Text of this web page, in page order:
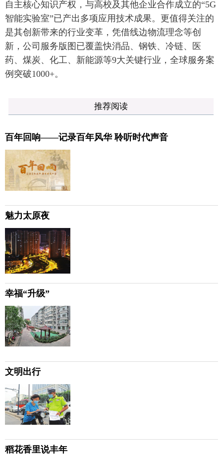
自主核心知识产权，与高校及其他企业合作成立的“5G
智能实验室”已产出多项应用技术成果。更值得关注的
是其创新带来的行业变革，凭借线边物流理念等创
新，公司服务版图已覆盖快消品、钢铁、冷链、医
药、煤炭、化工、新能源等9大关键行业，全球服务案
例突破1000+。
推荐阅读
百年回响——记录百年风华 聆听时代声音
魅力太原夜
幸福“升级”
文明出行
稻花香里说丰年